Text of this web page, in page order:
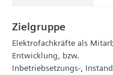
Zielgruppe
Elektrofachkräfte als
Entwicklung, bzw.
Inbetriebsetzungs-,